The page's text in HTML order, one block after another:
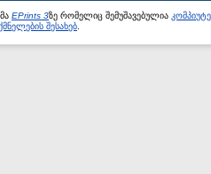
EPrints 3ზე რომელიც შემუშავებულია
შესახებ.